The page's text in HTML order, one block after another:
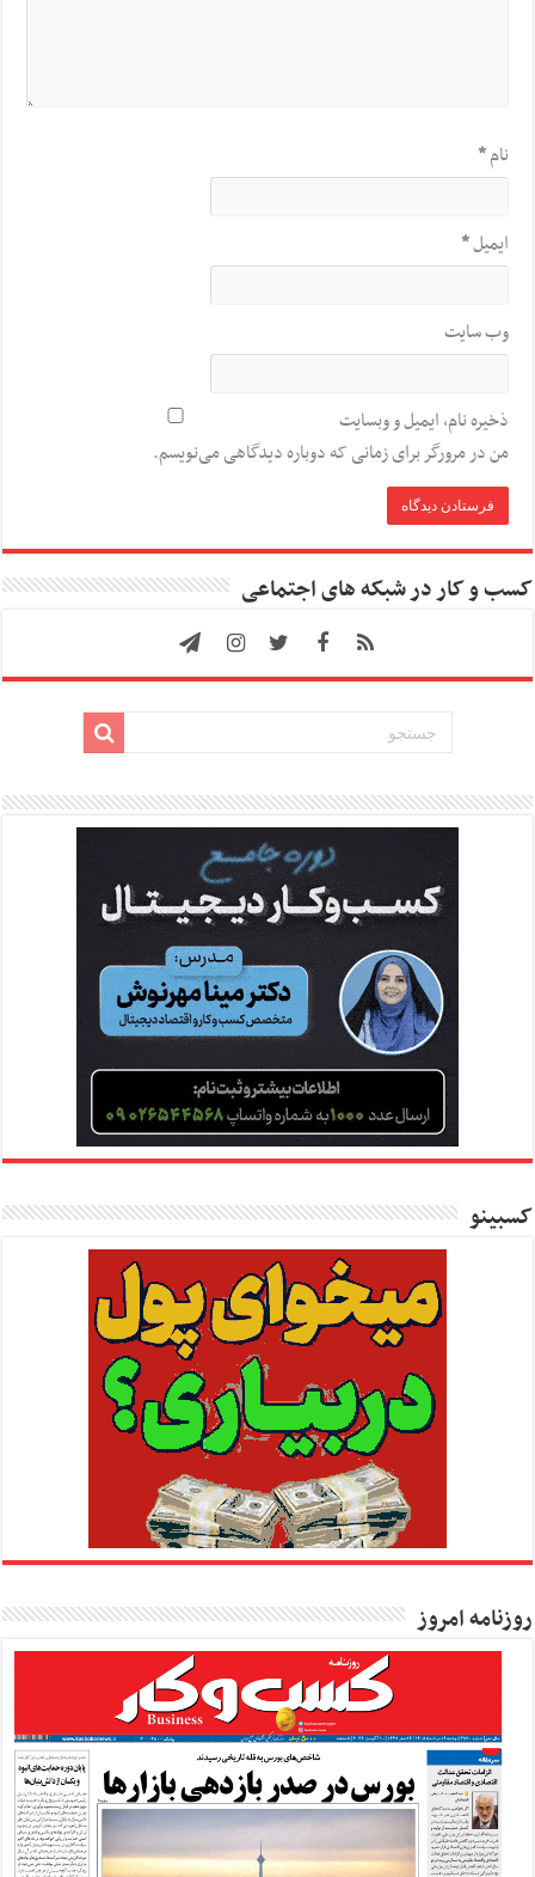
نام*
ایمیل*
وب‌ سایت
ذخیره نام، ایمیل و وبسایت
من در مرورگر برای زمانی که دوباره دیدگاهی می‌نویسم.
کسب و کار در شبکه های اجتماعی
کسبینو
روزنامه امروز